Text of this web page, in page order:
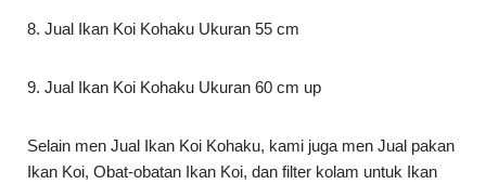
8. Jual Ikan Koi Kohaku Ukuran 55 cm
9. Jual Ikan Koi Kohaku Ukuran 60 cm up
Selain men Jual Ikan Koi Kohaku, kami juga men Jual pakan
Ikan Koi, Obat-obatan Ikan Koi, dan filter kolam untuk Ikan